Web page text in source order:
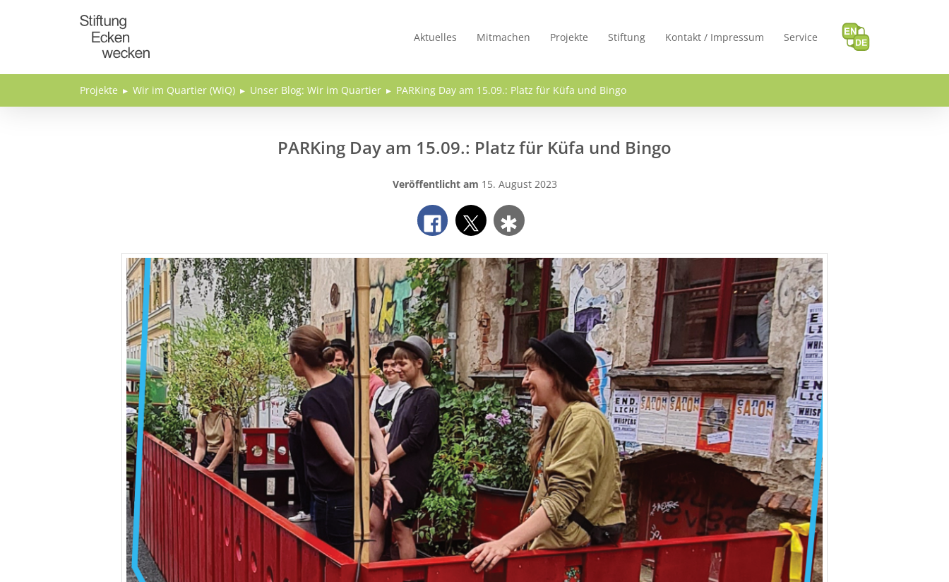
Aktuelles Mitmachen Projekte Stiftung Kontakt / Impressum Service
Projekte Wir im Quartier (WiQ) Unser Blog: Wir im Quartier PARKing Day am 15.09.: Platz für Küfa und Bingo
PARKing Day am 15.09.: Platz für Küfa und Bingo
Veröffentlicht am 15. August 2023